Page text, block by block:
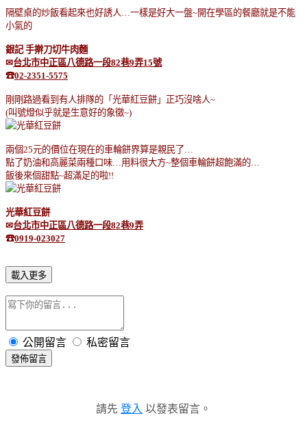
隔壁桌的炒飯看起來也好誘人 一樣是好大一盤~開在學區的餐廳就是不能
小氣的
銀記 手擀刀切牛肉麵
✉台北市中正區八德路一段82巷9弄15號
☎02-2351-5575
剛剛路過看到有人排隊的「光華紅豆餅」正巧沒啥人~
(叫號燈似乎就是生意好的象徵~)
兩個25元的價位在現在的車輪餅界算是親民了
點了奶油和高麗菜兩種口味
用料很大方~整個車輪餅超飽滿的
飯後來個甜點~超滿足的啦!!
光華紅豆餅
✉台北市中正區八德路一段82巷9弄
☎0919-023027
載入更多
公開留言 私密留言
發佈留言
請先 登入 以發表留言。